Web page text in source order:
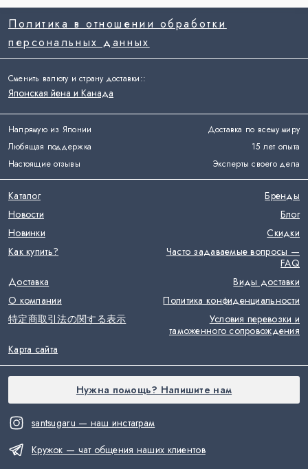
Напрямую из Японии
Доставка по всему миру
Любящая поддержка
15 лет опыта
Настоящие отзывы
Эксперты своего дела
santsugaru — наш инстаграм
Кружок — чат общения наших клиентов
Политика в отношении обработки
персональных данных
Каталог
Бренды
Новости
Блог
Новинки
Скидки
Как купить?
Часто задаваемые вопросы —
FAQ
Доставка
Виды доставки
О компании
Политика конфиденциальности
特定商取引法の関する表示
Условия перевозки и
таможенного сопровождения
Карта сайта
Сменить валюту и страну доставки::
Японская йена и Канада
Нужна помощь? Напишите нам